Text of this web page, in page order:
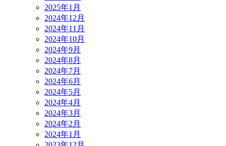
2025年1月
2024年12月
2024年11月
2024年10月
2024年9月
2024年8月
2024年7月
2024年6月
2024年5月
2024年4月
2024年3月
2024年2月
2024年1月